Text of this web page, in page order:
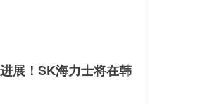
展！SK海力士将在韩